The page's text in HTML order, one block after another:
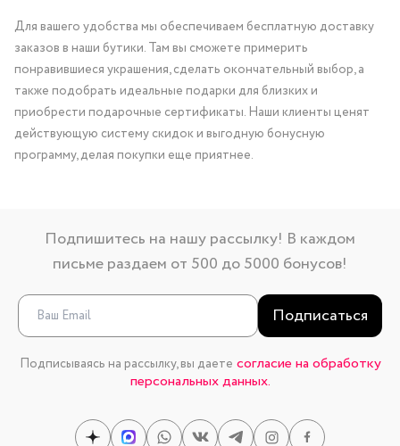
Для вашего удобства мы обеспечиваем бесплатную доставку
заказов в наши бутики. Там вы сможете примерить
понравившиеся украшения, сделать окончательный выбор, а
также подобрать идеальные подарки для близких и
приобрести подарочные сертификаты. Наши клиенты ценят
действующую систему скидок и выгодную бонусную
программу, делая покупки еще приятнее.
Подпишитесь на нашу рассылку! В каждом
письме раздаем от 500 до 5000 бонусов!
Подписаться
Подписываясь на рассылку, вы даете согласие на обработку
персональных данных.